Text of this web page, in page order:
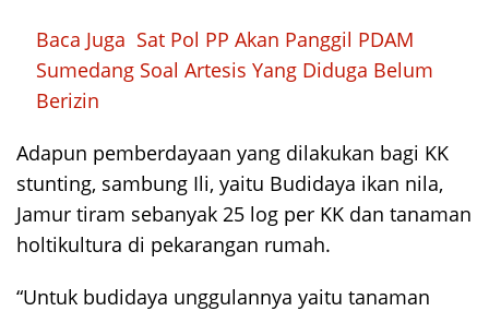
Baca Juga Sat Pol PP Akan Panggil PDAM
Sumedang Soal Artesis Yang Diduga Belum
Berizin
Adapun pemberdayaan yang dilakukan bagi KK
stunting, sambung Ili, yaitu Budidaya ikan nila,
Jamur tiram sebanyak 25 log per KK dan tanaman
holtikultura di pekarangan rumah.
“Untuk budidaya unggulannya yaitu tanaman